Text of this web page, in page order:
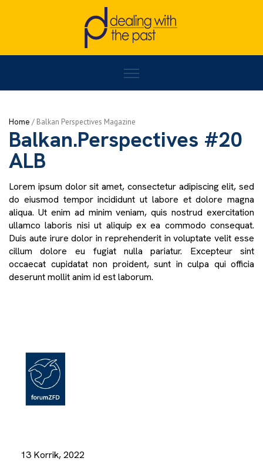
Balkan.Perspectives #20 ALB
Home /
Balkan.Perspectives #20
ALB
Lorem ipsum dolor sit amet, consectetur adipiscing elit, sed
do eiusmod tempor incididunt ut labore et dolore magna
aliqua. Ut enim ad minim veniam, quis nostrud exercitation
ullamco laboris nisi ut aliquip ex ea commodo consequat.
Duis aute irure dolor in reprehenderit in voluptate velit esse
cillum dolore eu fugiat nulla pariatur. Excepteur sint
occaecat cupidatat non proident, sunt in culpa qui officia
deserunt mollit anim id est laborum.
13 Korrik, 2022